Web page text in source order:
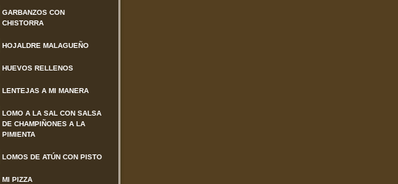
GARBANZOS CON
CHISTORRA
HOJALDRE MALAGUEÑO
HUEVOS RELLENOS
LENTEJAS A MI MANERA
LOMO A LA SAL CON SALSA
DE CHAMPIÑONES A LA
PIMIENTA
LOMOS DE ATÚN CON PISTO
MI PIZZA